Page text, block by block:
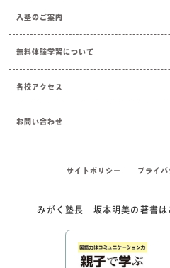
入塾のご案内
無料体験学習について
各校アクセス
お問い合わせ
サイトポリシー プライバ
みがく塾長 坂本明美の著書は